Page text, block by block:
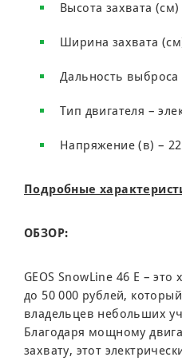
Высота захвата (см)
Ширина захвата
Дальность выброса
Тип двигателя –
Напряжение (в) –
Подробные
ОБЗОР:
GEOS SnowLine 46 E –
до 50 000 рублей,
владельцев небольших
Благодаря мощному
захвату, этот